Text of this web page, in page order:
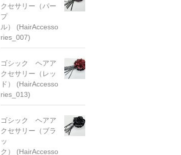
クセサリー（パー
プ
ル） (HairAccesso
ries_007)
ゴシック ヘアア
クセサリー（レッ
ド） (HairAccesso
ries_013)
ゴシック ヘアア
クセサリー（ブラ
ッ
ク） (HairAccesso